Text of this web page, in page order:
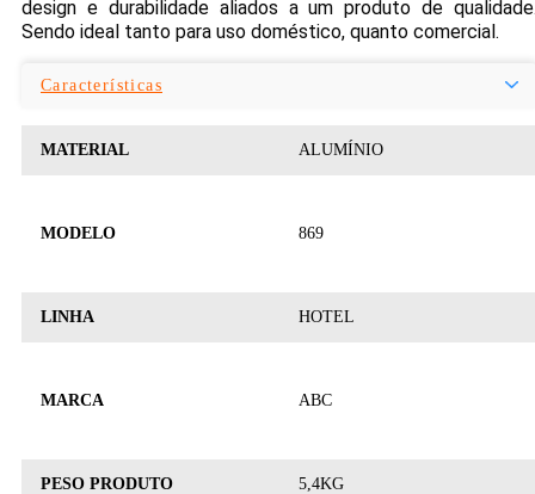
design e durabilidade aliados a um produto de
Sendo ideal tanto para uso doméstico, quanto comercial.
Características
MATERIAL ALUMÍNIO
MODELO 869
LINHA HOTEL
MARCA ABC
PESO PRODUTO 5,4KG